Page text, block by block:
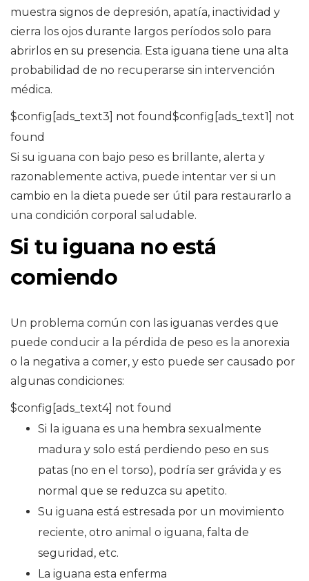
muestra signos de depresión, apatía, inactividad y
cierra los ojos durante largos períodos solo para
abrirlos en su presencia. Esta iguana tiene una alta
probabilidad de no recuperarse sin intervención
médica.
$config[ads_text3] not found$config[ads_text1] not
found
Si su iguana con bajo peso es brillante, alerta y
razonablemente activa, puede intentar ver si un
cambio en la dieta puede ser útil para restaurarlo a
una condición corporal saludable.
Si tu iguana no está
comiendo
Un problema común con las iguanas verdes que
puede conducir a la pérdida de peso es la anorexia
o la negativa a comer, y esto puede ser causado por
algunas condiciones:
$config[ads_text4] not found
Si la iguana es una hembra sexualmente
madura y solo está perdiendo peso en sus
patas (no en el torso), podría ser grávida y es
normal que se reduzca su apetito.
Su iguana está estresada por un movimiento
reciente, otro animal o iguana, falta de
seguridad, etc.
La iguana esta enferma